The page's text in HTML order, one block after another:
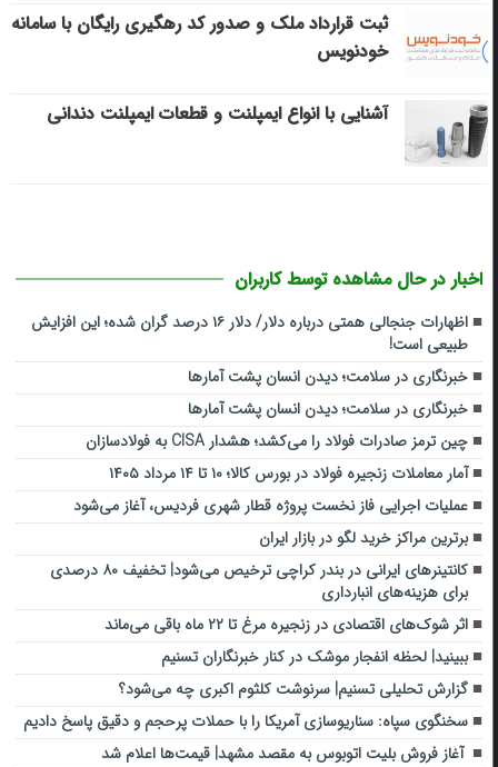
ثبت قرارداد ملک و صدور کد رهگیری رایگان با سامانه
خودنویس
آشنایی با انواع ایمپلنت و قطعات ایمپلنت دندانی
اخبار در حال مشاهده توسط کاربران
اظهارات جنجالی همتی درباره دلار/ دلار ۱۶ درصد گران شده؛ این افزایش
طبیعی است!
خبرنگاری در سلامت؛ دیدن انسان پشت آمارها
خبرنگاری در سلامت؛ دیدن انسان پشت آمارها
چین ترمز صادرات فولاد را می‌کشد؛ هشدار CISA به فولادسازان
آمار معاملات زنجیره فولاد در بورس کالا؛ ۱۰ تا ۱۴ مرداد ۱۴۰۵
عملیات اجرایی فاز نخست پروژه قطار شهری فردیس، آغاز می‌شود
برترین مراکز خرید لگو در بازار ایران
کانتینرهای ایرانی در بندر کراچی ترخیص می‌شود| تخفیف ۸۰ درصدی
برای هزینه‌های انبارداری
اثر شوک‌های اقتصادی در زنجیره مرغ تا ۲۲ ماه باقی می‌ماند
ببینید| لحظه انفجار موشک‌ در کنار خبرنگاران تسنیم
گزارش تحلیلی تسنیم| سرنوشت کلثوم اکبری چه می‌شود؟
سخنگوی سپاه: سناریوسازی آمریکا را با حملات پرحجم‌‌ و دقیق‌ پاسخ دادیم
آغاز فروش بلیت اتوبوس به مقصد مشهد| قیمت‌ها اعلام شد